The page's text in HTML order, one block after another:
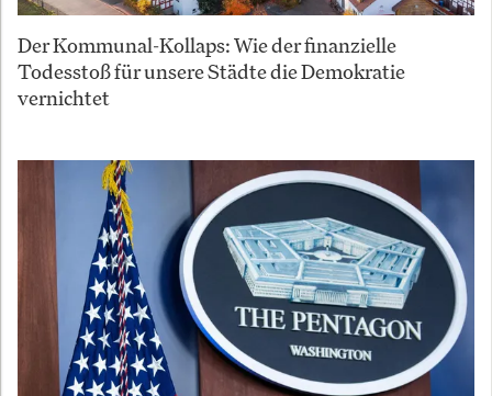
Der Kommunal-Kollaps: Wie der finanzielle
Todesstoß für unsere Städte die Demokratie
vernichtet